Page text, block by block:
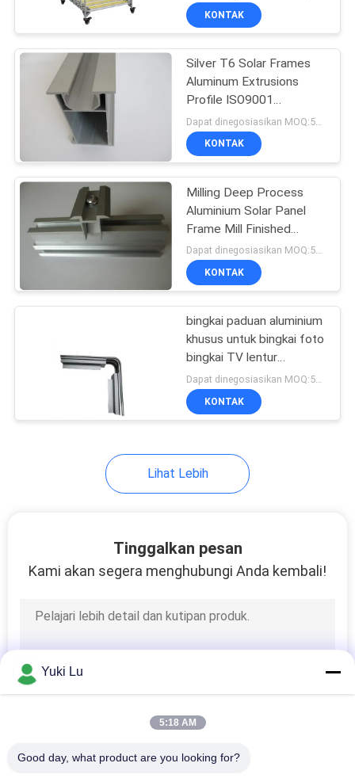
KONTAK
Silver T6 Solar Frames
Aluminum Extrusions
Profile ISO9001
Certification
KONTAK
Milling Deep Process
Aluminium Solar Panel
Frame Mill Finished
Surface Treatment
Dapat dinegosiasikan MOQ:500kgs
KONTAK
bingkai paduan aluminium
khusus untuk bingkai foto
bingkai TV lentur
terintegrasi
Dapat dinegosiasikan MOQ:500kg
KONTAK
Lihat Lebih
Tinggalkan pesan
Kami akan segera menghubungi Anda kembali!
Yuki Lu
5:18 AM
Good day, what product are you looking for?